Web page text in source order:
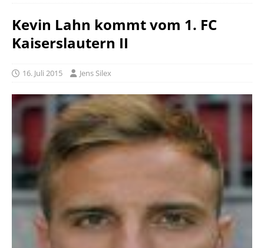
Kevin Lahn kommt vom 1. FC
Kaiserslautern II
16. Juli 2015 Jens Silex